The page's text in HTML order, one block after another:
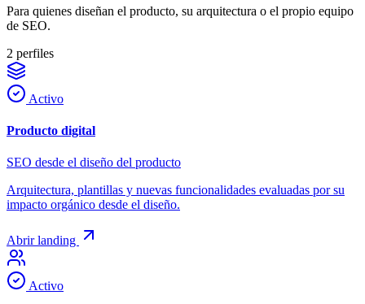
Para quienes diseñan el producto, su arquitectura o el propio equipo
de SEO.
2 perfiles
Activo
Producto digital
SEO desde el diseño del producto
Arquitectura, plantillas y nuevas funcionalidades evaluadas por su
impacto orgánico desde el diseño.
Abrir landing
Activo